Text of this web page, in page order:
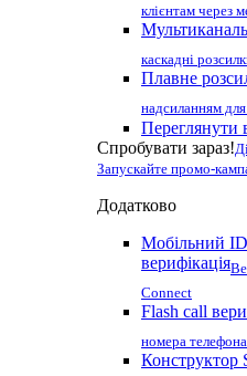
клієнтам через
каскадні
Плавне
надсиланням
Переглянути
Спробувати зараз!
Запускайте промо-
Додатково
Мобільний
верифікація
Connect
Flash call
номера
Конструктор